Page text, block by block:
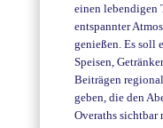
einen lebendigen
entspannter
genießen. Es soll
Speisen,
Beiträgen
geben, die den
Overaths sichtbar